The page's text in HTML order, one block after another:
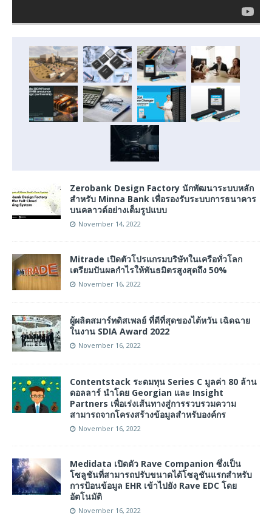
Zerobank Design Factory นักพัฒนาระบบหลัก
สำหรับ Minna Bank เพื่อรองรับระบบการธนาคาร
บนคลาวด์อย่างเต็มรูปแบบ
November 14, 2022
Mitrade เปิดตัวโปรแกรมบริษัทในเครือทั่วโลก
เตรียมปันผลกำไรให้พันธมิตรสูงสุดถึง 50%
November 16, 2022
ผู้ผลิตสมาร์ทดิสเพลย์ ที่ดีที่สุดของไต้หวัน เฉิดฉาย
ในงาน SDIA Award 2022
November 16, 2022
Contentstack ระดมทุน Series C มูลค่า 80 ล้าน
ดอลลาร์ นำโดย Georgian และ Insight
Partners เพื่อเร่งเส้นทางสู่การรวบรวมความ
สามารถจากโครงสร้างข้อมูลสำหรับองค์กร
November 16, 2022
Medidata เปิดตัว Rave Companion ซึ่งเป็น
โซลูชันที่สามารถปรับขนาดได้โซลูชันแรกสำหรับ
การป้อนข้อมูล EHR เข้าไปยัง Rave EDC โดย
อัตโนมัติ
November 16, 2022